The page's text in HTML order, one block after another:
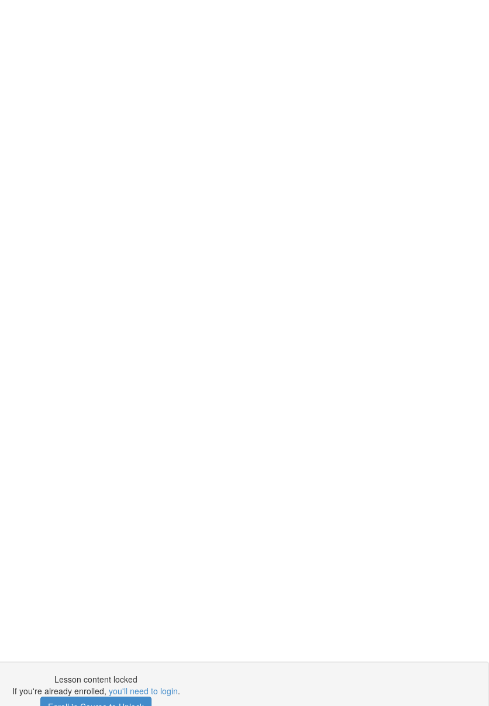
Lesson content locked
If you're already enrolled, you'll need to login.